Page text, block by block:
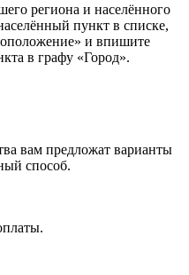
региона и населённого
пункт в списке,
и впишите
в графу «Город».
вам предложат варианты
способ.